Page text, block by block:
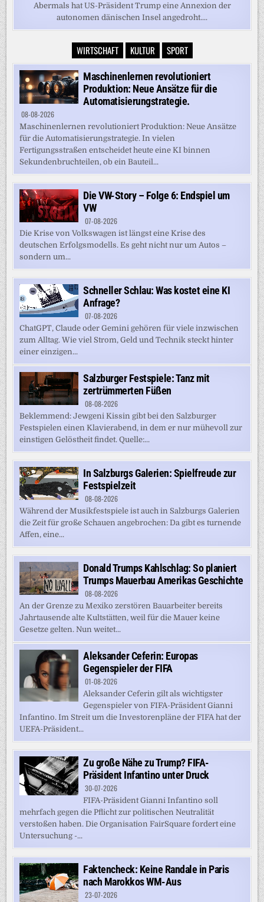
Abermals hat US-Präsident Trump eine Annexion der
autonomen dänischen Insel angedroht....
WIRTSCHAFT KULTUR SPORT
Maschinenlernen revolutioniert
Produktion: Neue Ansätze für die
Automatisierungstrategie.
08-08-2026
Maschinenlernen revolutioniert Produktion: Neue Ansätze
für die Automatisierungstrategie. In vielen
Fertigungsstraßen entscheidet heute eine KI binnen
Sekundenbruchteilen, ob ein Bauteil...
Die VW-Story – Folge 6: Endspiel um
VW
07-08-2026
Die Krise von Volkswagen ist längst eine Krise des
deutschen Erfolgsmodells. Es geht nicht nur um Autos –
sondern um...
Schneller Schlau: Was kostet eine KI
Anfrage?
07-08-2026
ChatGPT, Claude oder Gemini gehören für viele inzwischen
zum Alltag. Wie viel Strom, Geld und Technik steckt hinter
einer einzigen...
Salzburger Festspiele: Tanz mit
zertrümmerten Füßen
08-08-2026
Beklemmend: Jewgeni Kissin gibt bei den Salzburger
Festspielen einen Klavierabend, in dem er nur mühevoll zur
einstigen Gelöstheit findet. Quelle:...
In Salzburgs Galerien: Spielfreude zur
Festspielzeit
08-08-2026
Während der Musikfestspiele ist auch in Salzburgs Galerien
die Zeit für große Schauen angebrochen: Da gibt es turnende
Affen, eine...
Donald Trumps Kahlschlag: So planiert
Trumps Mauerbau Amerikas Geschichte
08-08-2026
An der Grenze zu Mexiko zerstören Bauarbeiter bereits
Jahrtausende alte Kultstätten, weil für die Mauer keine
Gesetze gelten. Nun weitet...
Aleksander Ceferin: Europas
Gegenspieler der FIFA
01-08-2026
Aleksander Ceferin gilt als wichtigster
Gegenspieler von FIFA-Präsident Gianni
Infantino. Im Streit um die Investorenpläne der FIFA hat der
UEFA-Präsident...
Zu große Nähe zu Trump? FIFA-
Präsident Infantino unter Druck
30-07-2026
FIFA-Präsident Gianni Infantino soll
mehrfach gegen die Pflicht zur politischen Neutralität
verstoßen haben. Die Organisation FairSquare fordert eine
Untersuchung -...
Faktencheck: Keine Randale in Paris
nach Marokkos WM-Aus
23-07-2026